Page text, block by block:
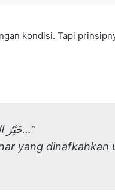
kondisi. Tapi
“خَيْرُ الدِّيْنَارِ مَا أَنْفَقَهُ الْإِنْسَانُ عَلَىٰ أَهْلِهِ…”
yang dinafkahkan